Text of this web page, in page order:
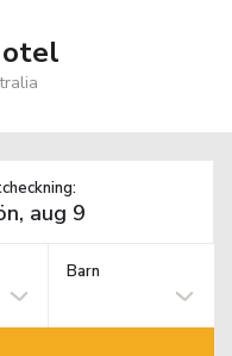
Barn